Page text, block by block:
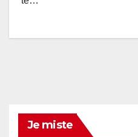
Je miste